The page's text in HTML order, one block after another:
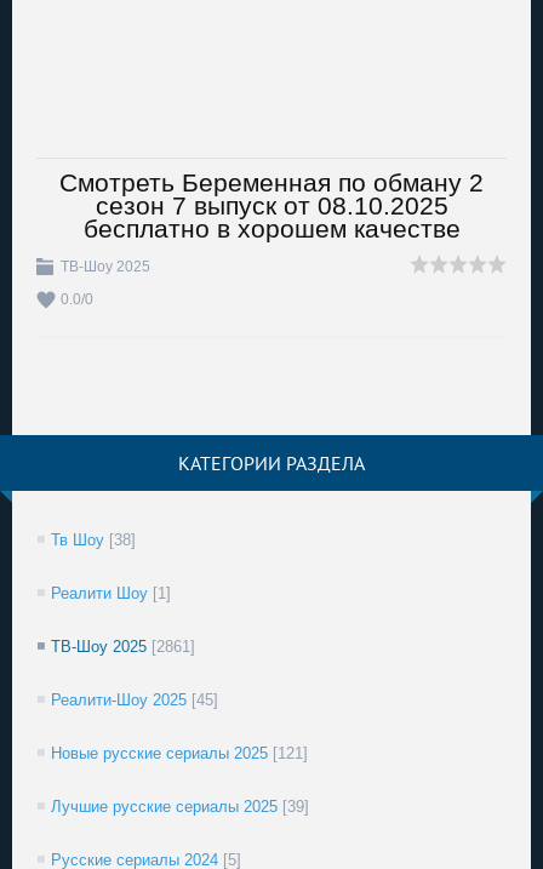
Смотреть Беременная по обману 2
сезон 7 выпуск от 08.10.2025
бесплатно в хорошем качестве
ТВ-Шоу 2025
0.0/0
КАТЕГОРИИ РАЗДЕЛА
Тв Шоу [38]
Реалити Шоу [1]
ТВ-Шоу 2025 [2861]
Реалити-Шоу 2025 [45]
Новые русские сериалы 2025 [121]
Лучшие русские сериалы 2025 [39]
Русские сериалы 2024 [5]